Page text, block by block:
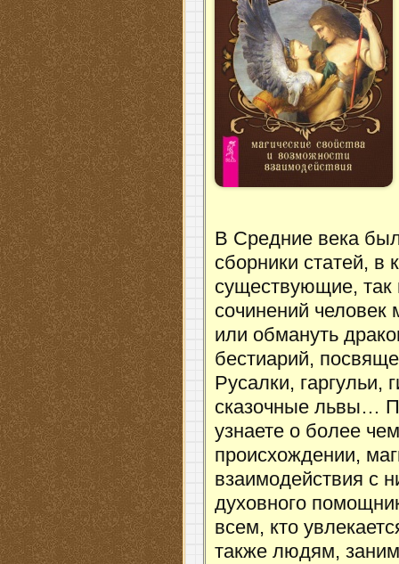
В Средние века
сборники статей, в
существующие, так
сочинений человек
или обмануть
бестиарий,
Русалки, гаргульи,
сказочные львы…
узнаете о более
происхождении,
взаимодействия с
духовного
всем, кто
также людям,